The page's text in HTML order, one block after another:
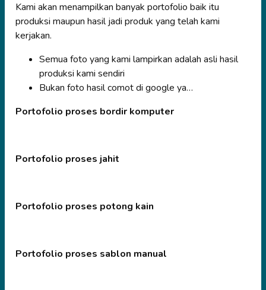
Kami akan menampilkan banyak portofolio baik itu
produksi maupun hasil jadi produk yang telah kami
kerjakan.
Semua foto yang kami lampirkan adalah asli hasil
produksi kami sendiri
Bukan foto hasil comot di google ya…
Portofolio proses bordir komputer
Portofolio proses jahit
Portofolio proses potong kain
Portofolio proses sablon manual